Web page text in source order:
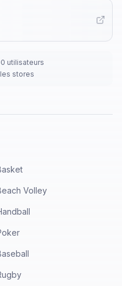
utilisateurs
stores
Volley